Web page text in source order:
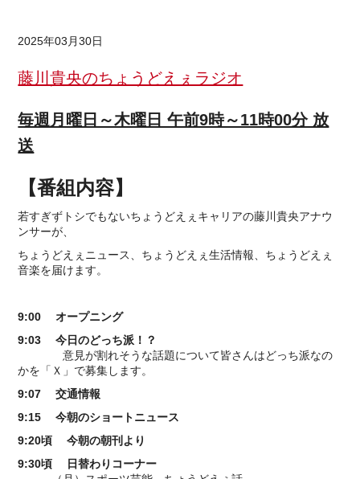
2025年03月30日
藤川貴央のちょうどえぇラジオ
毎週月曜日～木曜日 午前9時～11時00分 放
送
【番組内容】
若すぎずトシでもないちょうどえぇキャリアの藤川貴央アナウ
ンサーが、
ちょうどえぇニュース、ちょうどえぇ生活情報、ちょうどえぇ
音楽を届けます。
9:00 オープニング
9:03 今日のどっち派！？
意見が割れそうな話題について皆さんはどっち派なの
かを「Ｘ」で募集します。
9:07 交通情報
9:15 今朝のショートニュース
9:20頃 今朝の朝刊より
9:30頃 日替わりコーナー